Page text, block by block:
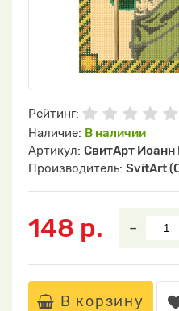
Рейтинг:
Наличие: В наличии
Артикул: СвитАрт Иоанн
Производитель: SvitArt
148 р. –
В корзину